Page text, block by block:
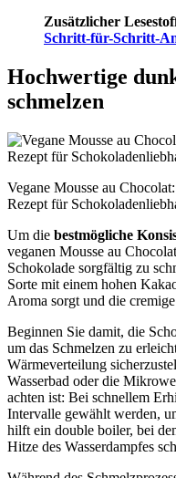
Zusätzlicher
Schritt-für-Schritt-
Hochwertige
schmelzen
Vegane Mousse au
Rezept für
Um die bestmögliche
veganen Mousse au
Schokolade sorgfältig zu
Sorte mit einem hohen
Aroma sorgt und die
Beginnen Sie damit, die
um das Schmelzen zu
Wärmeverteilung
Wasserbad oder die
achten ist: Bei schnellem
Intervalle gewählt werden,
hilft ein double boiler, bei
Hitze des Wasserdampfes